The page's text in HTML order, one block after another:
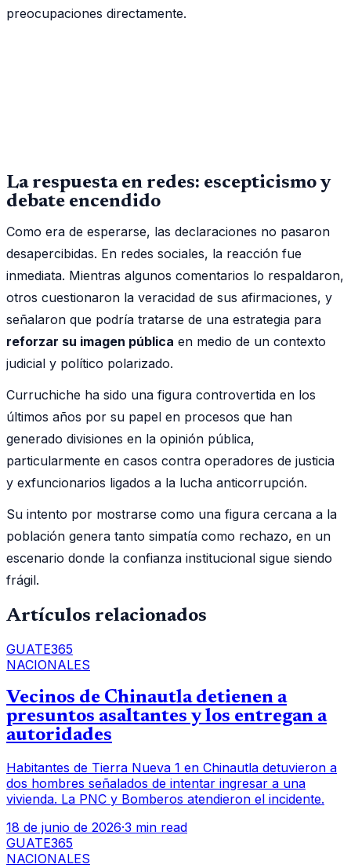
preocupaciones directamente.
La respuesta en redes: escepticismo y
debate encendido
Como era de esperarse, las declaraciones no pasaron
desapercibidas. En redes sociales, la reacción fue
inmediata. Mientras algunos comentarios lo respaldaron,
otros cuestionaron la veracidad de sus afirmaciones, y
señalaron que podría tratarse de una estrategia para
reforzar su imagen pública en medio de un contexto
judicial y político polarizado.
Curruchiche ha sido una figura controvertida en los
últimos años por su papel en procesos que han
generado divisiones en la opinión pública,
particularmente en casos contra operadores de justicia
y exfuncionarios ligados a la lucha anticorrupción.
Su intento por mostrarse como una figura cercana a la
población genera tanto simpatía como rechazo, en un
escenario donde la confianza institucional sigue siendo
frágil.
Artículos relacionados
GUATE365
NACIONALES
Vecinos de Chinautla detienen a
presuntos asaltantes y los entregan a
autoridades
Habitantes de Tierra Nueva 1 en Chinautla detuvieron a
dos hombres señalados de intentar ingresar a una
vivienda. La PNC y Bomberos atendieron el incidente.
18 de junio de 2026·3 min read
GUATE365
NACIONALES